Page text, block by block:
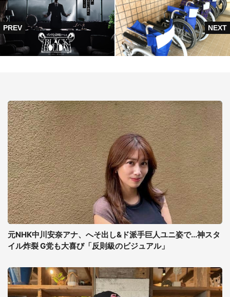
元NHK中川安奈アナ、へそ出し&ド派手巨人ユニ姿で...神スタ
イル炸裂 G党も大喜び「反則級のビジュアル」